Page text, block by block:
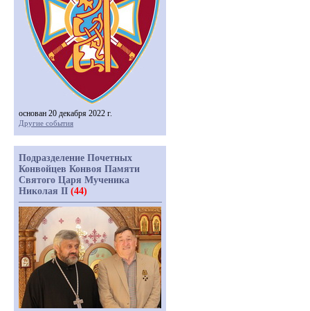
основан 20 декабря 2022 г.
Другие события
Подразделение Почетных
Конвойцев Конвоя Памяти
Святого Царя Мученика
Николая II (44)